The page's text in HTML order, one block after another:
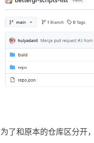
为了和原本的仓库区分开